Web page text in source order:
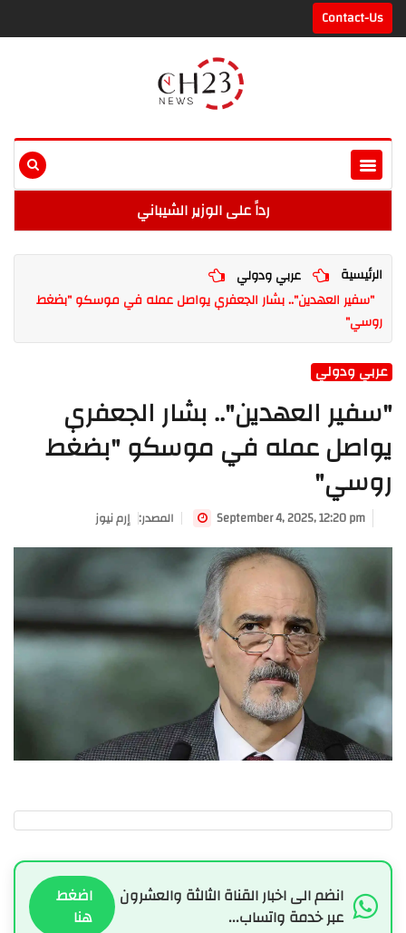
Contact-Us
رداً على الوزير الشيباني
الرئيسية
عربي ودولي
"سفير العهدين".. بشار الجعفري يواصل عمله في موسكو "بضغط
روسي"
عربي ودولي
"سفير العهدين".. بشار الجعفري
يواصل عمله في موسكو "بضغط
روسي"
إرم نيوز :المصدر September 4, 2025, 12:20 pm
انضم الى اخبار القناة الثالثة والعشرون
عبر خدمة واتساب...
اضغط
هنا